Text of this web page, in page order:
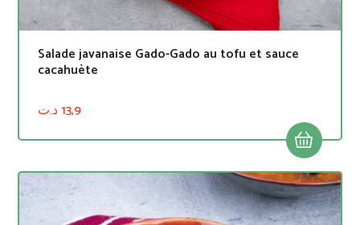
Salade javanaise Gado-Gado au tofu et sauce
cacahuète​
13,9د.ت